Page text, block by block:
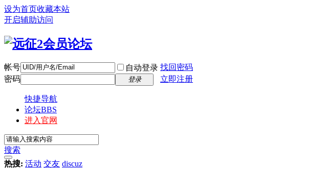
设为首页收藏本站
开启辅助访问
帐号 自动登录 找回密码
密码
登录 立即注册
快捷导航
论坛BBS
进入官网
搜索
热搜: 活动 交友 discuz